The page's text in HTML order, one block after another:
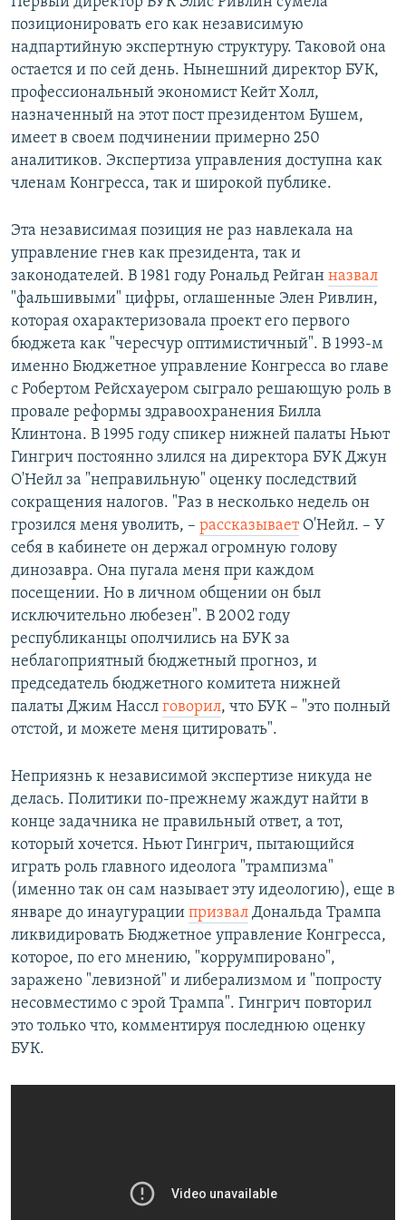
позиционировать его как независимую
надпартийную экспертную структуру. Таковой она
остается и по сей день. Нынешний директор БУК,
профессиональный экономист Кейт Холл,
назначенный на этот пост президентом Бушем,
имеет в своем подчинении примерно 250
аналитиков. Экспертиза управления доступна как
членам Конгресса, так и широкой публике.
Эта независимая позиция не раз навлекала на
управление гнев как президента, так и
законодателей. В 1981 году Рональд Рейган назвал
"фальшивыми" цифры, оглашенные Элен Ривлин,
которая охарактеризовала проект его первого
бюджета как "чересчур оптимистичный". В 1993-м
именно Бюджетное управление Конгресса во главе
с Робертом Рейсхауером сыграло решающую роль в
провале реформы здравоохранения Билла
Клинтона. В 1995 году спикер нижней палаты Ньют
Гингрич постоянно злился на директора БУК Джун
О'Нейл за "неправильную" оценку последствий
сокращения налогов. "Раз в несколько недель он
грозился меня уволить, – рассказываетО'Нейл. – У
себя в кабинете он держал огромную голову
динозавра. Она пугала меня при каждом
посещении. Но в личном общении он был
исключительно любезен". В 2002 году
республиканцы ополчились на БУК за
неблагоприятный бюджетный прогноз, и
председатель бюджетного комитета нижней
палаты Джим Нассл говорил, что БУК – "это полный
отстой, и можете меня цитировать".
Неприязнь к независимой экспертизе никуда не
делась. Политики по-прежнему жаждут найти в
конце задачника не правильный ответ, а тот,
который хочется. Ньют Гингрич, пытающийся
играть роль главного идеолога "трампизма"
(именно так он сам называет эту идеологию), еще в
январе до инаугурации призвал Дональда Трампа
ликвидировать Бюджетное управление Конгресса,
которое, по его мнению, "коррумпировано",
заражено "левизной" и либерализмом и "попросту
несовместимо с эрой Трампа". Гингрич повторил
это только что, комментируя последнюю оценку
БУК.